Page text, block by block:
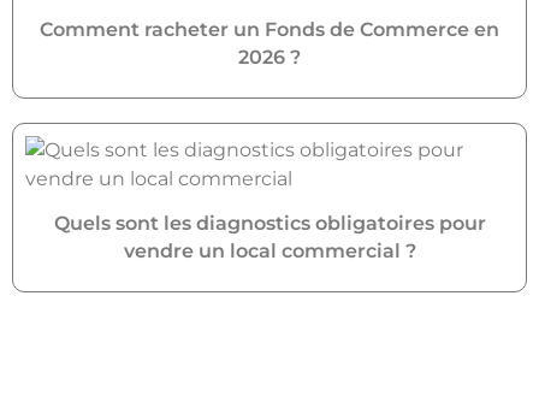
Comment racheter un Fonds de Commerce en
2026 ?
Quels sont les diagnostics obligatoires pour
vendre un local commercial ?